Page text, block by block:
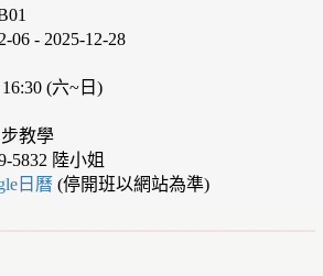
06 - 2025-12-28
(六~日)
教學
5832 陸小姐
日曆(停開班以網站為準)